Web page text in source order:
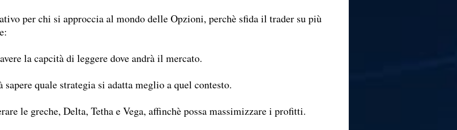
per chi si approccia al mondo delle Opzioni, perchè sfida il trader su più
la capcità di leggere dove andrà il mercato.
quale strategia si adatta meglio a quel contesto.
le greche, Delta, Tetha e Vega, affinchè possa massimizzare i profitti.